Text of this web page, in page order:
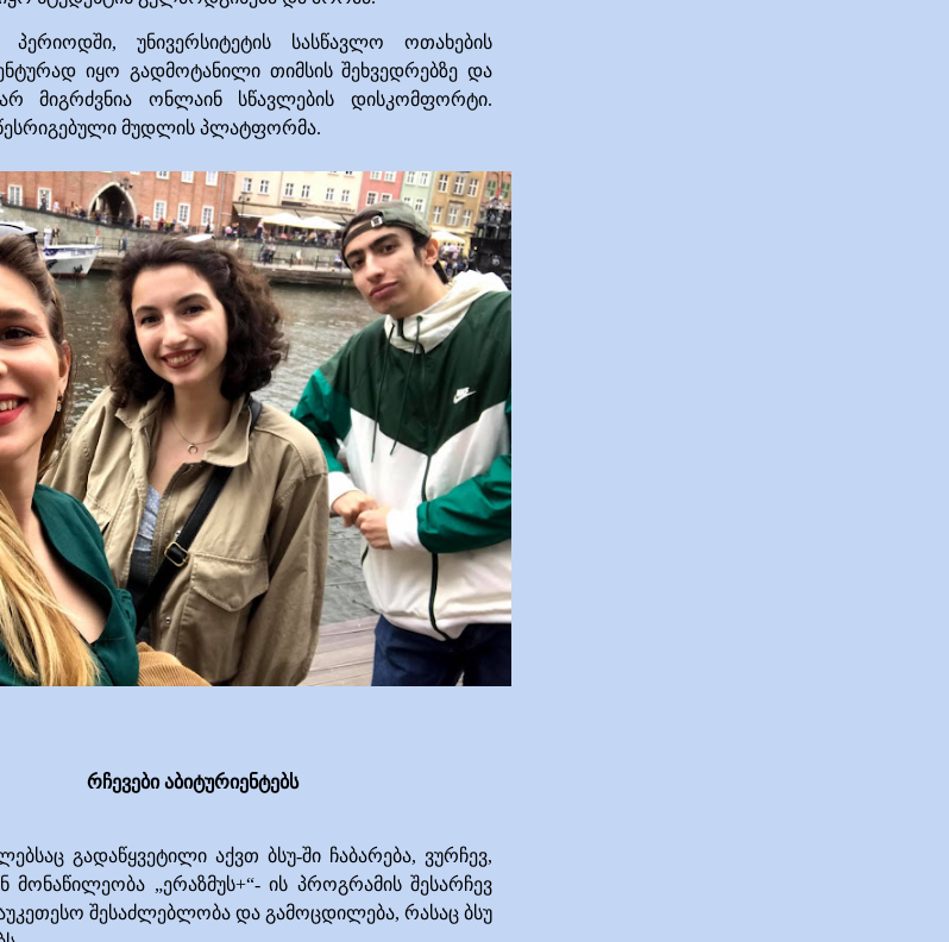
პერიოდში,
უნივერსიტეტის სასწავლო ოთახების
იყო გადმოტანილი თიმსის შეხვედრებზე და
მიგრძვნია ონლაინ სწავლების დისკომფორტი.
მუდლის პლატფორმა.
რჩევები აბიტურიენტებს
გადაწყვეტილი აქვთ ბსუ-ში ჩაბარება, ვურჩევ,
„ერაზმუს+“- ის პროგრამის შესარჩევ
შესაძლებლობა და გამოცდილება, რასაც ბსუ